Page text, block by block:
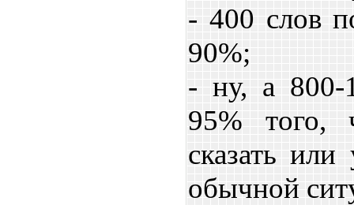
- 400 слов
90%;
- ну, а 800-
95% того,
сказать
обычной